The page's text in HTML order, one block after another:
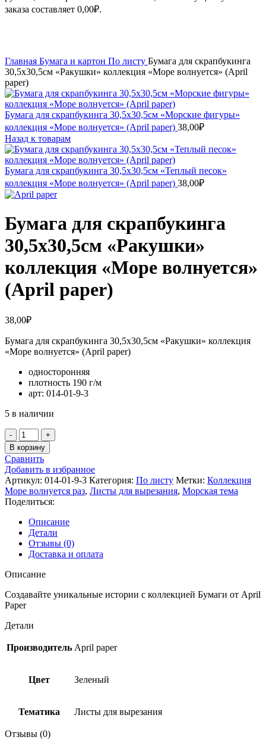
заказа составляет 0,00₽.
Главная Бумага и картон По листу Бумага для скрапбукинга
30,5х30,5см «Ракушки» коллекция «Море волнуется» (April
paper)
Бумага для скрапбукинга 30,5х30,5см «Морские фигуры»
коллекция «Море волнуется» (April paper) 38,00₽
Назад к товарам
Бумага для скрапбукинга 30,5х30,5см «Теплый песок»
коллекция «Море волнуется» (April paper) 38,00₽
Бумага для скрапбукинга
30,5х30,5см «Ракушки»
коллекция «Море волнуется»
(April paper)
38,00₽
Бумага для скрапбукинга 30,5х30,5см «Ракушки» коллекция
«Море волнуется» (April paper)
односторонняя
плотность 190 г/м
арт: 014-01-9-3
5 в наличии
Количество
товара
Бумага
для
скрапбукинга
30,5х30,5см
«Ракушки»
коллекция
«Море
волнуется»
(April
paper)
В корзину
Сравнить
Добавить в избранное
Артикул: 014-01-9-3 Категория: По листу Метки: Коллекция
Море волнуется раз, Листы для вырезания, Морская тема
Поделиться:
Описание
Детали
Отзывы (0)
Доставка и оплата
Описание
Создавайте уникальные истории с коллекцией Бумаги от April
Paper
Детали
Производитель April paper
Цвет Зеленый
Тематика Листы для вырезания
Отзывы (0)